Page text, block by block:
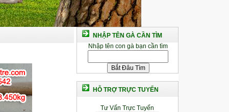
NHẬP TÊN GÀ CẦN TÌM
Nhập tên con gà bạn cần tìm
HỖ TRỢ TRỰC TUYẾN
Tư Vấn Trực Tuyến